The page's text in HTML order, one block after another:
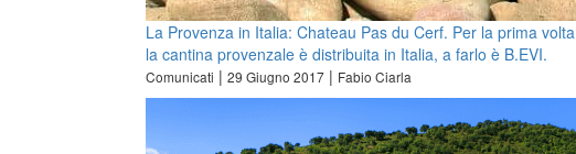
La Provenza in Italia: Chateau Pas du Cerf. Per la prima volta
la cantina provenzale è distribuita in Italia, a farlo è B.EVI.
Comunicati | 29 Giugno 2017 | Fabio Ciarla